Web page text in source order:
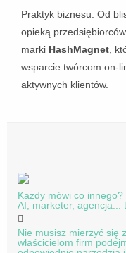
Praktyk biznesu. Od
opieką
marki HashMagnet ,
wsparcie twórcom on-
aktywnych klientów.
Każdy mówi co innego?
AI, marketer, agencja...
Nie musisz mierzyć się
właścicielom firm